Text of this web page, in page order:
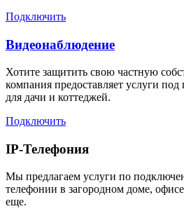
Подключить
Видеонаблюдение
Хотите защитить свою частную
компания предоставляет услуги
для дачи и коттеджей.
Подключить
IP-Телефония
Мы предлагаем услуги по
телефонии в загородном доме,
еще.